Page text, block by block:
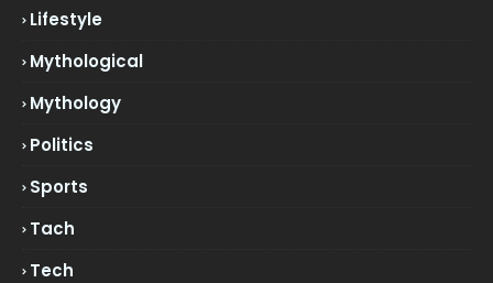
Lifestyle
Mythological
Mythology
Politics
Sports
Tach
Tech